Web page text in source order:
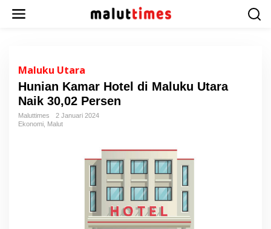
Maluku Utara
Hunian Kamar Hotel di Maluku Utara
Naik 30,02 Persen
Maluttimes
2 Januari 2024
Ekonomi Malut